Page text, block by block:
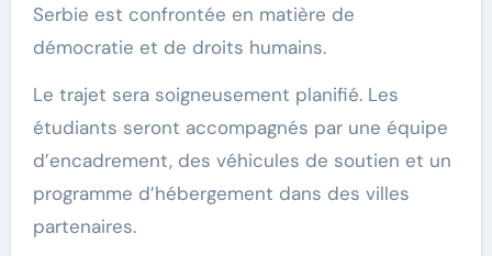
Serbie est confrontée en matière de
démocratie et de droits humains.
Le trajet sera soigneusement planifié. Les
étudiants seront accompagnés par une équipe
d’encadrement, des véhicules de soutien et un
programme d’hébergement dans des villes
partenaires.